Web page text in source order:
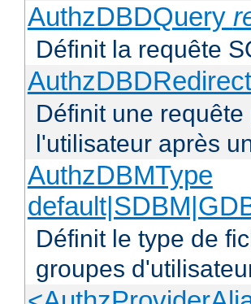
AuthzDBDQuery
Définit la requête
Définit une
l'utilisateur après
AuthzDBMType
Définit le type de
groupes